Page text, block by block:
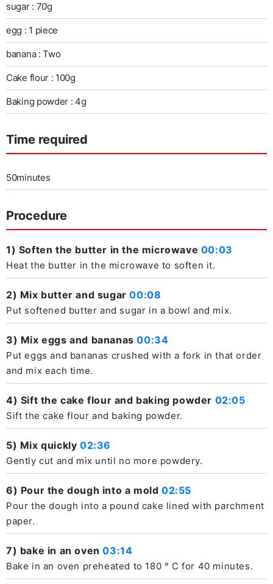
sugar : 70g
egg : 1 piece
banana : Two
Cake flour : 100g
Baking powder : 4g
Time required
50minutes
Procedure
1) Soften the butter in the microwave 00:03
Heat the butter in the microwave to soften it.
2) Mix butter and sugar00:08
Put softened butter and sugar in a bowl and mix.
3) Mix eggs and bananas00:34
Put eggs and bananas crushed with a fork in that order
and mix each time.
4) Sift the cake flour and baking powder 02:05
Sift the cake flour and baking powder.
5) Mix quickly 02:36
Gently cut and mix until no more powdery.
6) Pour the dough into a mold02:55
Pour the dough into a pound cake lined with parchment
paper.
7) bake in an oven03:14
Bake in an oven preheated to 180 ° C for 40 minutes.